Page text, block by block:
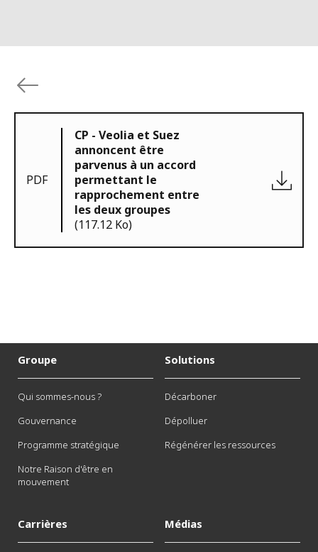
PDF
CP - Veolia et Suez
annoncent être
parvenus à un accord
permettant le
rapprochement entre
les deux groupes
(117.12 Ko)
Groupe
Qui sommes-nous ?
Gouvernance
Programme stratégique
Notre Raison d'être en
mouvement
Solutions
Décarboner
Dépolluer
Régénérer les ressources
Carrières Médias